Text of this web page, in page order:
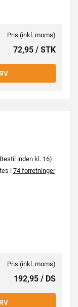
Pris (inkl. moms)
72,95 / STK
inden kl. 16)
i74 forretninger
Pris (inkl. moms)
192,95 / DS